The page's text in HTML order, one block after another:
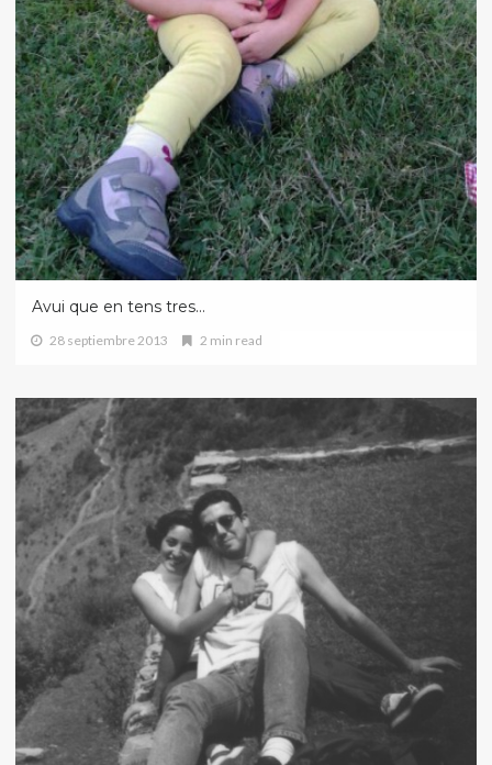
Avui que en tens tres…
28 septiembre 2013 2 min read